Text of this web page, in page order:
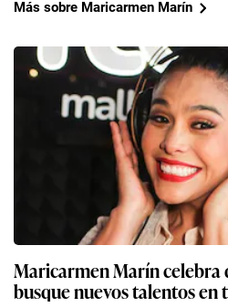
Más sobre Maricarmen Marín
Maricarmen Marín celebra
busque nuevos talentos en